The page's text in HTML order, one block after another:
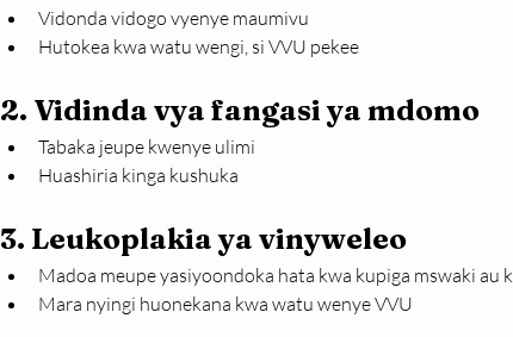
Vidonda vidogo vyenye maumivu
Hutokea kwa watu wengi, si VVU pekee
2. Vidinda vya fangasi ya mdomo
Tabaka jeupe kwenye ulimi
Huashiria kinga kushuka
3. Leukoplakia ya vinyweleo
Madoa meupe yasiyoondoka hata kwa kupiga mswaki au
Mara nyingi huonekana kwa watu wenye VVU